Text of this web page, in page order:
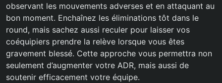
observant les mouvements adverses et en attaquant au
bon moment. Enchaînez les éliminations tôt dans le
round, mais sachez aussi reculer pour laisser vos
coéquipiers prendre la relève lorsque vous êtes
gravement blessé. Cette approche vous permettra non
seulement d’augmenter votre ADR, mais aussi de
soutenir efficacement votre équipe.